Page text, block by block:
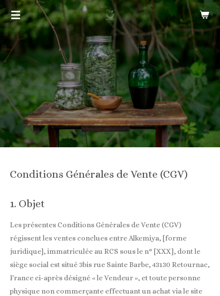
Passer
au
contenu
principal
Conditions Générales de Vente (CGV)
1. Objet
Les présentes Conditions Générales de Vente (CGV)
régissent les ventes conclues entre Alkemiya, [forme
juridique], immatriculée au RCS sous le n° [XXX], dont le
siège social est situé 3bis rue Sainte Barbe, 43130 Retournac,
France ci-après désigné « le Vendeur », et toute personne
physique non commerçante effectuant un achat via le site